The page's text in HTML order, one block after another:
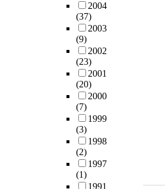
2004
(37)
2003
(9)
2002
(23)
2001
(20)
2000
(7)
1999
(3)
1998
(2)
1997
(1)
1991